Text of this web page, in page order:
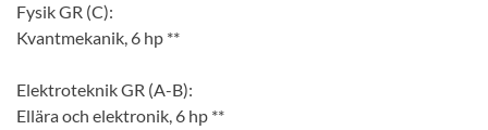
Fysik GR (C):
Kvantmekanik, 6 hp **
Elektroteknik GR (A-B):
Ellära och elektronik, 6 hp **